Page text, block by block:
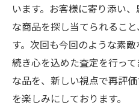
います。お客様に寄り添い
な商品を探し当てられるこ
す。次回も今回のような素
続き心を込めた査定を行っ
な品を、新しい視点で再評
を楽しみにしております。